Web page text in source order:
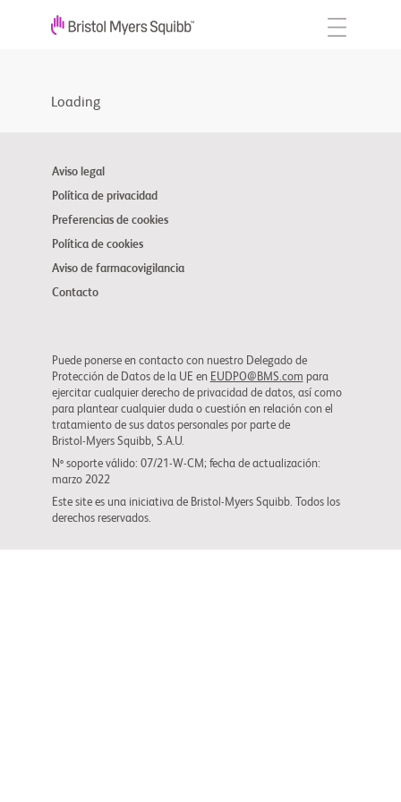
Loading
Aviso legal
Política de privacidad
Preferencias de cookies
Política de cookies
Aviso de farmacovigilancia
Contacto
Puede ponerse en contacto con nuestro Delegado de
Protección de Datos de la UE en EUDPO@BMS.com para
ejercitar cualquier derecho de privacidad de datos, así como
para plantear cualquier duda o cuestión en relación con el
tratamiento de sus datos personales por parte de
Bristol-Myers Squibb, S.A.U.
Nº soporte válido: 07/21-W-CM; fecha de actualización:
marzo 2022
Este site es una iniciativa de Bristol-Myers Squibb. Todos los
derechos reservados.